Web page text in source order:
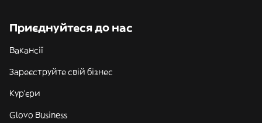
Приєднуйтеся до нас
Вакансії
Зареєструйте свій бізнес
Кур'єри
Glovo Business